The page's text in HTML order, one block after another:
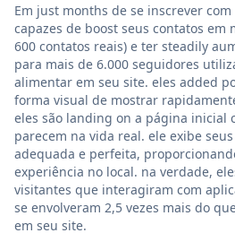
Em just months de se inscrever
capazes de boost seus contatos em
600 contatos reais) e ter steadily
para mais de 6.000 seguidores
alimentar em seu site. eles added
forma visual de mostrar
eles são landing on a página inicial
parecem na vida real. ele exibe
adequada e perfeita,
experiência no local. na verdade,
visitantes que interagiram com
se envolveram 2,5 vezes mais do
em seu site.